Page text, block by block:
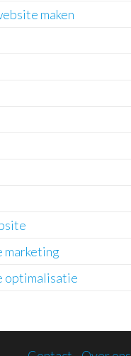
maken
marketing
optimalisatie